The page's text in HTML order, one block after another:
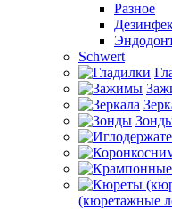
Разное
Schwert
(кюретажные